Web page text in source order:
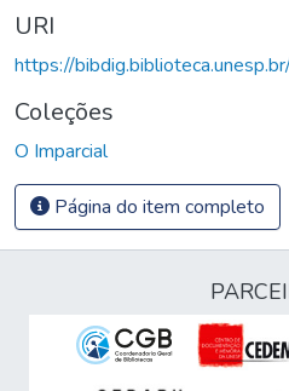
URI
https://
Coleções
O Imparcial
Página do item completo